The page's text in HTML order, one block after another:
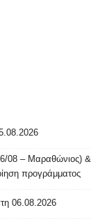
08 – Μαραθώνιος) &
προγράμματος
06.08.2026